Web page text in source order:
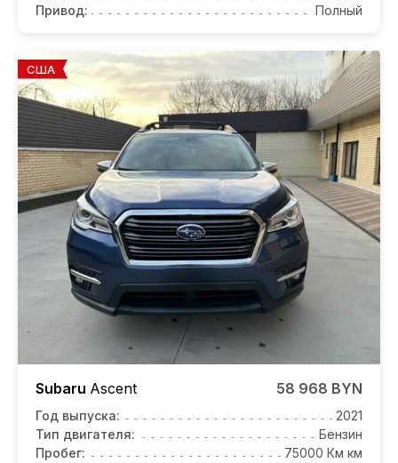
Привод:
Полный
США
Subaru Ascent 58 968 BYN
Год выпуска:
2021
Тип двигателя:
Бензин
Пробег:
75000 Км км